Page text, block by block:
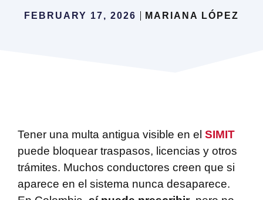
FEBRUARY 17, 2026 MARIANA LÓPEZ
Tener una multa antigua visible en el SIMIT
puede bloquear traspasos, licencias y otros
trámites. Muchos conductores creen que si
aparece en el sistema nunca desaparece.